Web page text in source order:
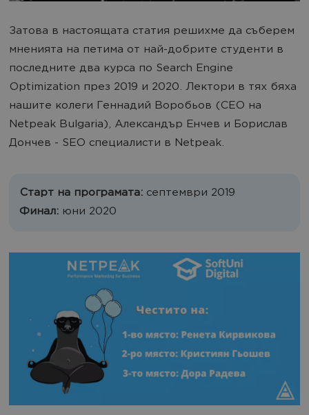
Затова в настоящата статия решихме да съберем
мненията на петима от най-добрите студенти в
последните два курса по Search Engine
Optimization през 2019 и 2020. Лектори в тях бяха
нашите колеги Геннадий Воробьов (CEO на
Netpeak Bulgaria), Александър Енчев и Борислав
Дончев - SEO специалисти в Netpeak.
Старт на програмата: септември 2019
Финал: юни 2020